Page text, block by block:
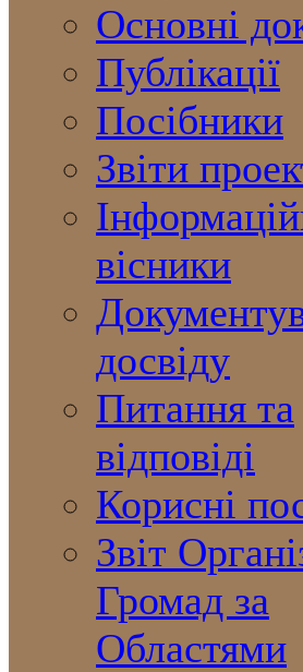
Основні
Публікації
Посібники
Звіти
вісники
досвіду
Питання та
відповіді
Корисні
Звіт
Громад за
Областями